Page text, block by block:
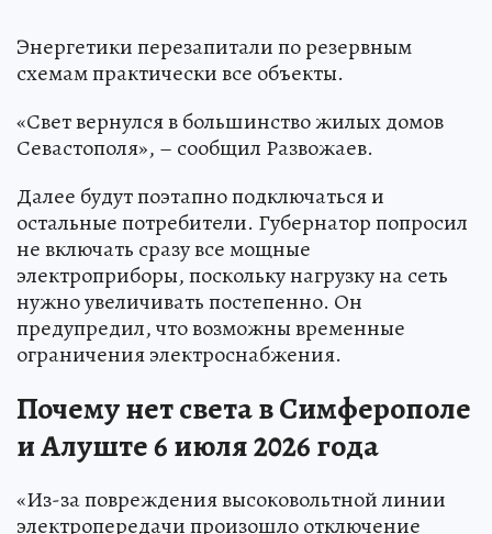
Энергетики перезапитали по резервным
схемам практически все объекты.
«Свет вернулся в большинство жилых домов
Севастополя», – сообщил Развожаев.
Далее будут поэтапно подключаться и
остальные потребители. Губернатор попросил
не включать сразу все мощные
электроприборы, поскольку нагрузку на сеть
нужно увеличивать постепенно. Он
предупредил, что возможны временные
ограничения электроснабжения.
Почему нет света в Симферополе
и Алуште 6 июля 2026 года
«Из-за повреждения высоковольтной линии
электропередачи произошло отключение